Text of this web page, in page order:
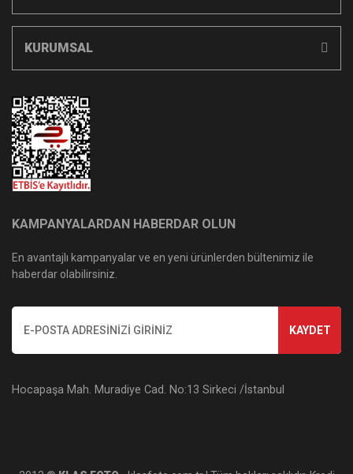
KURUMSAL
KAMPANYALARDAN HABERDAR OLUN
En avantajlı kampanyalar ve en yeni ürünlerden bültenimiz ile
haberdar olabilirsiniz.
KAYDET
Hocapaşa Mah. Muradiye Cad. No:13 Sirkeci /İstanbul